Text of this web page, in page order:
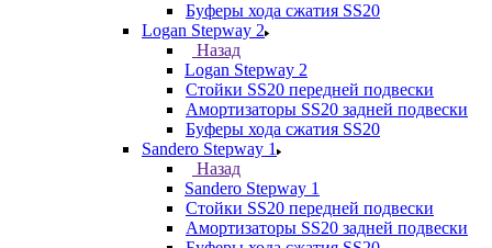
Буферы хода сжатия SS20
Logan Stepway 2
Назад
Logan Stepway 2
Стойки SS20 передней подвески
Амортизаторы SS20 задней подвески
Буферы хода сжатия SS20
Sandero Stepway 1
Назад
Sandero Stepway 1
Стойки SS20 передней подвески
Амортизаторы SS20 задней подвески